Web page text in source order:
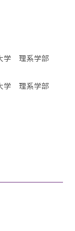
学 理系学部
学 理系学部